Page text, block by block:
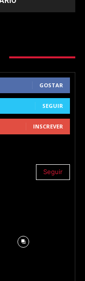
GOSTAR
SEGUIR
INSCREVER
Seguir